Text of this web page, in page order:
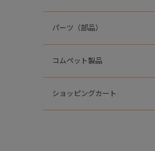
パーツ（部品）
コムペット製品
ショッピングカート